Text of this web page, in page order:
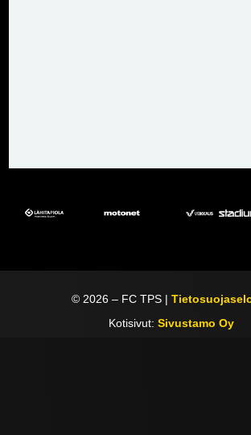
© 2026 – FC TPS |
Kotisivut: Sivustamo Oy